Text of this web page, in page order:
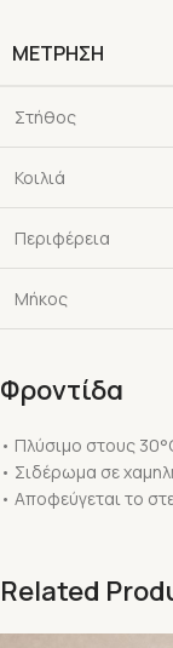
ΜΕΤΡΗΣΗ
Στήθος
Κοιλιά
Περιφέρεια
Μήκος
Φροντίδα
• Πλύσιμο στους
• Σιδέρωμα σε
• Αποφεύγεται το
Related